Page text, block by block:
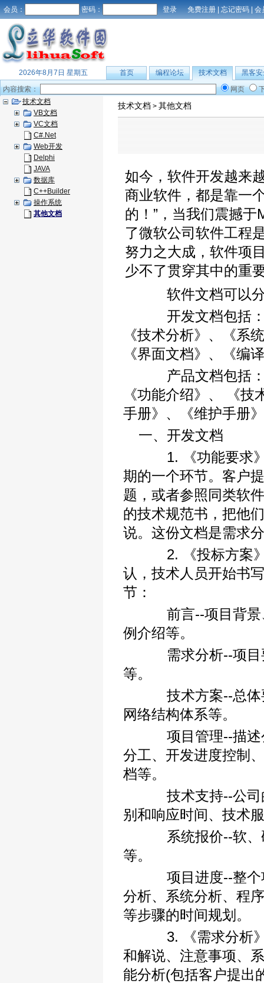
会员： 密码： 免费注册 | 忘记密码 | 会
2026年8月7日 星期五 首页 编程论坛 技术文档
黑客安
内容搜索：
网页
技术文档
VB文档
VC文档
C#.Net
Web开发
Delphi
JAVA
数据库
C++Builder
操作系统
其他文档
技术文档 > 其他文档
如今，软件开发越来
商业软件，都是靠一
的！”，当我们震撼
了微软公司软件工程
努力之大成，软件项
少不了贯穿其中的重
软件文档可以分
开发文档包括：
《技术分析》、《系
《界面文档》、《编
产品文档包括：
《功能介绍》、 《
手册》、《维护手册
一、开发文档
1. 《功能要求》
期的一个环节。客户
题，或者参照同类软
的技术规范书，把他
说。这份文档是需求
2. 《投标方案》
认，技术人员开始书
节：
前言--项目背景
例介绍等。
需求分析--项目
等。
技术方案--总体
网络结构体系等。
项目管理--描述
分工、开发进度控制
档等。
技术支持--公司
别和响应时间、技术
系统报价--软、
等。
项目进度--整个
分析、系统分析、程
等步骤的时间规划。
3. 《需求分析》
和解说、注意事项、
能分析(包括客户提出